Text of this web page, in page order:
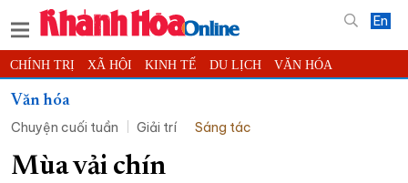
En
CHÍNH TRỊ XÃ HỘI KINH TẾ DU LỊCH VĂN HÓA
THỂ THAO
KHOA HỌC - CÔNG NGHỆ PHÁP LUẬT
THẾ GIỚI MULTIMEDIA
Văn hóa
Chuyện cuối tuần
Giải trí Sáng tác
Mùa vải chín